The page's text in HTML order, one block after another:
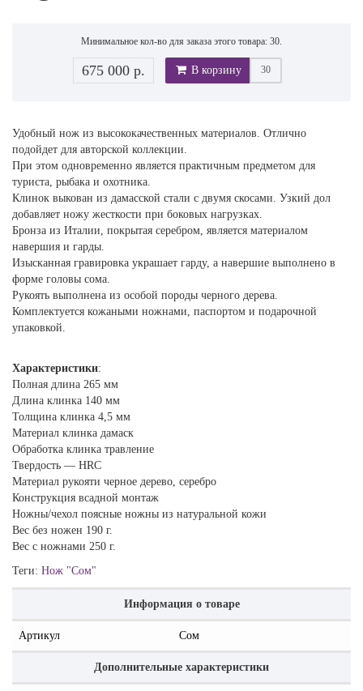
Минимальное кол-во для заказа этого товара: 30.
675 000 р. В корзину
Удобный нож из высококачественных материалов. Отлично
подойдет для авторской коллекции.
При этом одновременно является практичным предметом для
туриста, рыбака и охотника.
Клинок выкован из дамасской стали с двумя скосами. Узкий дол
добавляет ножу жесткости при боковых нагрузках.
Бронза из Италии, покрытая серебром, является материалом
навершия и гарды.
Изысканная гравировка украшает гарду, а навершие выполнено в
форме головы сома.
Рукоять выполнена из особой породы черного дерева.
Комплектуется кожаными ножнами, паспортом и подарочной
упаковкой.
Характеристики:
Полная длина 265 мм
Длина клинка 140 мм
Толщина клинка 4,5 мм
Материал клинка дамаск
Обработка клинка травление
Твердость — HRC
Материал рукояти черное дерево, серебро
Конструкция всадной монтаж
Ножны/чехол поясные ножны из натуральной кожи
Вес без ножен 190 г.
Вес с ножнами 250 г.
Теги: Нож "Сом"
Информация о товаре
Артикул Сом
Дополнительные характеристики